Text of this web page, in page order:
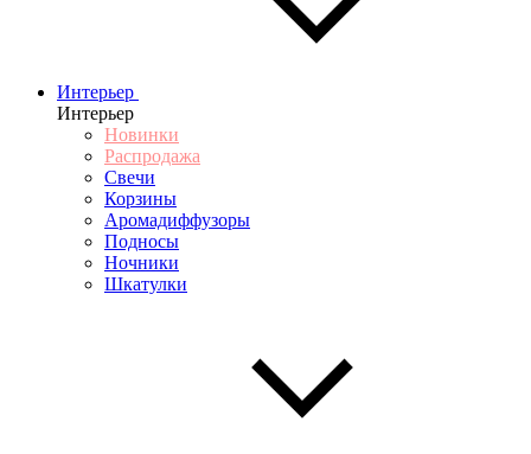
Интерьер
Интерьер
Новинки
Распродажа
Свечи
Корзины
Аромадиффузоры
Подносы
Ночники
Шкатулки